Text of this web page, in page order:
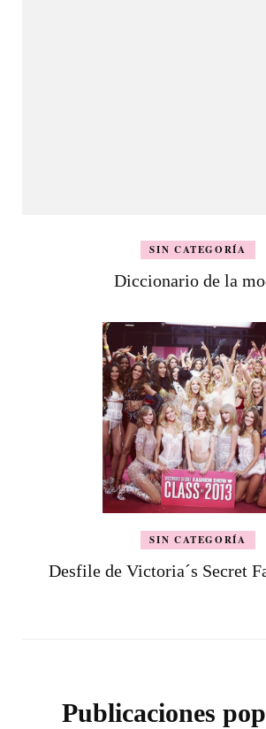
SIN CATEGORÍA
Diccionario de la
SIN CATEGORÍA
Desfile de Victoria´s Secret
Publicaciones